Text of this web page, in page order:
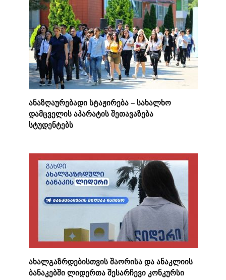
ანაზღაურებადი სტაჟირება – სახალხო
დამცველის აპარატის შეთავაზება
სტუდენტებს
ახალგაზრდებისთვის შაორისა და ანაკლიის
ბანაკებში ლიდერთა შესარჩევი კონკურსი